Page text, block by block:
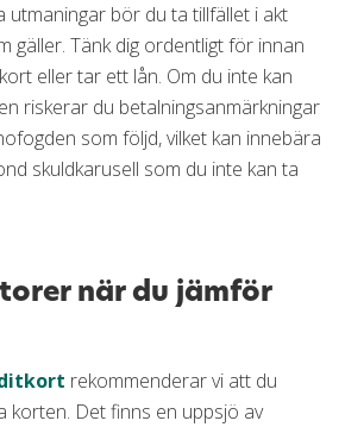
utmaningar bör du ta tillfället i akt
gäller. Tänk dig ordentligt för innan
eller tar ett lån. Om du inte kan
riskerar du betalningsanmärkningar
som följd, vilket kan innebära
skuldkarusell som du inte kan ta
när du jämför
rekommenderar vi att du
korten. Det finns en uppsjö av